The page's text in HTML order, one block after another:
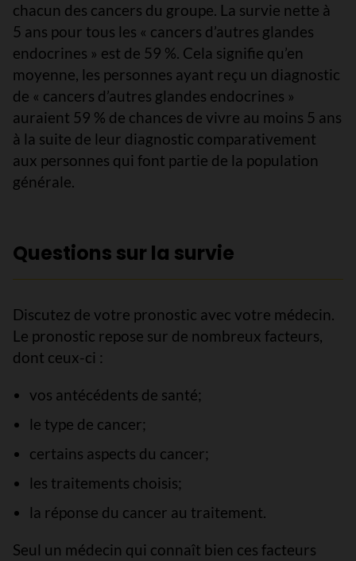
chacun des cancers du groupe. La survie nette à
5 ans pour tous les « cancers d’autres glandes
endocrines » est de 59 %. Cela signifie qu’en
moyenne, les personnes ayant reçu un diagnostic
de « cancers d’autres glandes endocrines »
auraient 59 % de chances de vivre au moins 5 ans
à la suite de leur diagnostic comparativement
aux personnes qui font partie de la population
générale.
Questions sur la survie
Discutez de votre pronostic avec votre médecin.
Le pronostic repose sur de nombreux facteurs,
dont ceux-ci :
vos antécédents de santé;
le type de cancer;
certains aspects du cancer;
les traitements choisis;
la réponse du cancer au traitement.
Seul un médecin qui connaît bien ces facteurs